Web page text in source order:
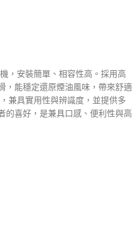
，安裝簡單、相容性高。採用高
，能穩定還原煙油風味，帶來舒適
兼具實用性與辨識度，並提供多
的喜好，是兼具口感、便利性與高